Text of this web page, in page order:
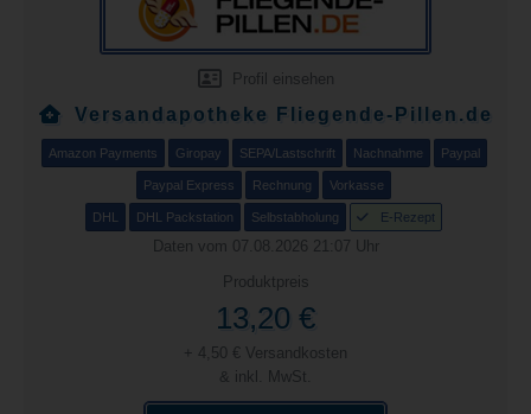
Profil einsehen
Versandapotheke Fliegende-Pillen.de
Amazon Payments Giropay SEPA/Lastschrift Nachnahme Paypal
Paypal Express Rechnung Vorkasse
DHL DHL Packstation Selbstabholung E-Rezept
Daten vom 07.08.2026 21:07 Uhr
Produktpreis
13,20 €
+ 4,50 € Versandkosten
& inkl. MwSt.